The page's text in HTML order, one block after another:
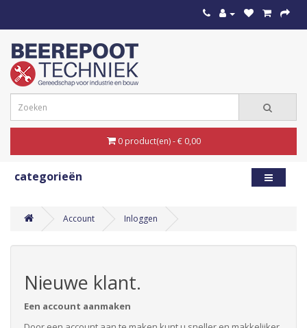
0 product(en) - € 0,00
categorieën
Account Inloggen
Nieuwe klant.
Een account aanmaken